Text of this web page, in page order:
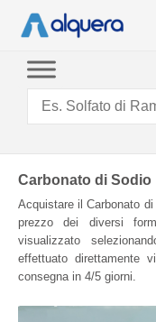
Carbonato di Sodio
Acquistare il Carbonato
prezzo dei diversi
visualizzato
effettuato direttamente
consegna in 4/5 giorni.